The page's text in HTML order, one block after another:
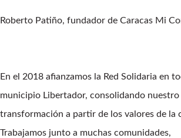
Roberto Patiño, fundador de Caracas Mi
En el 2018 afianzamos la Red Solidaria en
municipio Libertador, consolidando nuestro
transformación a partir de los valores de la
Trabajamos junto a muchas comunidades,